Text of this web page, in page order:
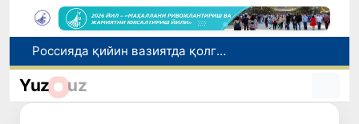
2030 йилгача хавфли чиқиндиларни қайта ишлаш даражаси 20 фоизга етказилади
Ўзбекистон илк бор Халқаро информатика олимпиадаси — IOI 2026га мезбонлик қилади
Yuz uz